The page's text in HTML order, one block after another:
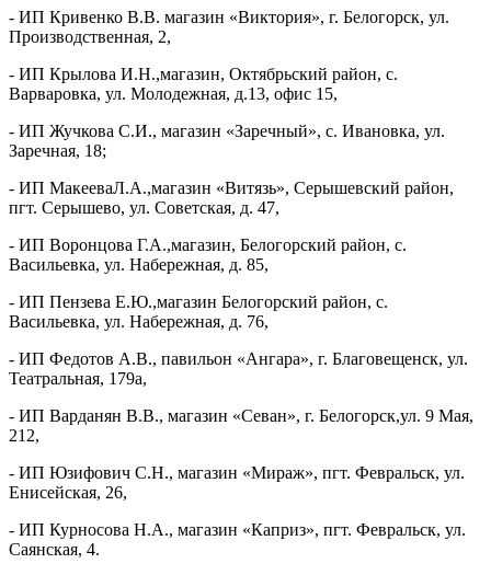
- ИП Кривенко В.В. магазин «Виктория», г. Белогорск, ул.
Производственная, 2,
- ИП Крылова И.Н.,магазин, Октябрьский район, с.
Варваровка, ул. Молодежная, д.13, офис 15,
- ИП Жучкова С.И., магазин «Заречный», с. Ивановка, ул.
Заречная, 18;
- ИП МакееваЛ.А.,магазин «Витязь», Серышевский район,
пгт. Серышево, ул. Советская, д. 47,
- ИП Воронцова Г.А.,магазин, Белогорский район, с.
Васильевка, ул. Набережная, д. 85,
- ИП Пензева Е.Ю.,магазин Белогорский район, с.
Васильевка, ул. Набережная, д. 76,
- ИП Федотов А.В., павильон «Ангара», г. Благовещенск, ул.
Театральная, 179а,
- ИП Варданян В.В., магазин «Севан», г. Белогорск,ул. 9 Мая,
212,
- ИП Юзифович С.Н., магазин «Мираж», пгт. Февральск, ул.
Енисейская, 26,
- ИП Курносова Н.А., магазин «Каприз», пгт. Февральск, ул.
Саянская, 4.